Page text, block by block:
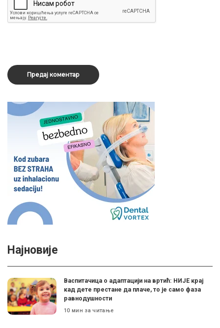
Најновије
Васпитачица о адаптацији на вртић: НИЈЕ крај
кад дете престане да плаче, то је само фаза
равнодушности
10 мин за читање